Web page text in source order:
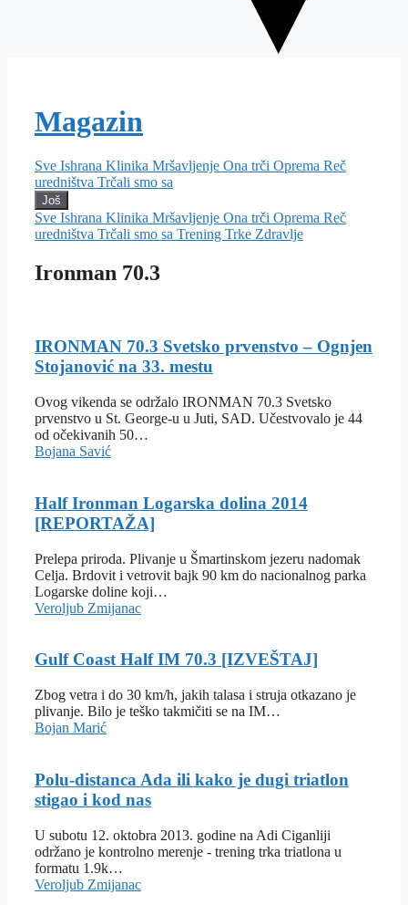
Magazin
Sve Ishrana Klinika Mršavljenje Ona trči Oprema Reč
uredništva Trčali smo sa
Još
Sve Ishrana Klinika Mršavljenje Ona trči Oprema Reč
uredništva Trčali smo sa Trening Trke Zdravlje
Ironman 70.3
IRONMAN 70.3 Svetsko prvenstvo – Ognjen
Stojanović na 33. mestu
Ovog vikenda se održalo IRONMAN 70.3 Svetsko
prvenstvo u St. George-u u Juti, SAD. Učestvovalo je 44
od očekivanih 50…
Bojana Savić
Half Ironman Logarska dolina 2014
[REPORTAŽA]
Prelepa priroda. Plivanje u Šmartinskom jezeru nadomak
Celja. Brdovit i vetrovit bajk 90 km do nacionalnog parka
Logarske doline koji…
Veroljub Zmijanac
Gulf Coast Half IM 70.3 [IZVEŠTAJ]
Zbog vetra i do 30 km/h, jakih talasa i struja otkazano je
plivanje. Bilo je teško takmičiti se na IM…
Bojan Marić
Polu-distanca Ada ili kako je dugi triatlon
stigao i kod nas
U subotu 12. oktobra 2013. godine na Adi Ciganliji
održano je kontrolno merenje - trening trka triatlona u
formatu 1.9k…
Veroljub Zmijanac